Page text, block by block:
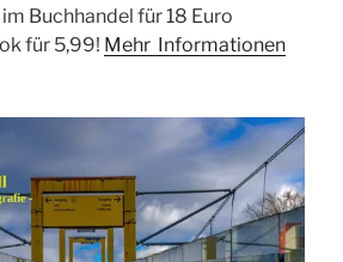
Buchhandel für 18 Euro
für 5,99! Mehr Informationen